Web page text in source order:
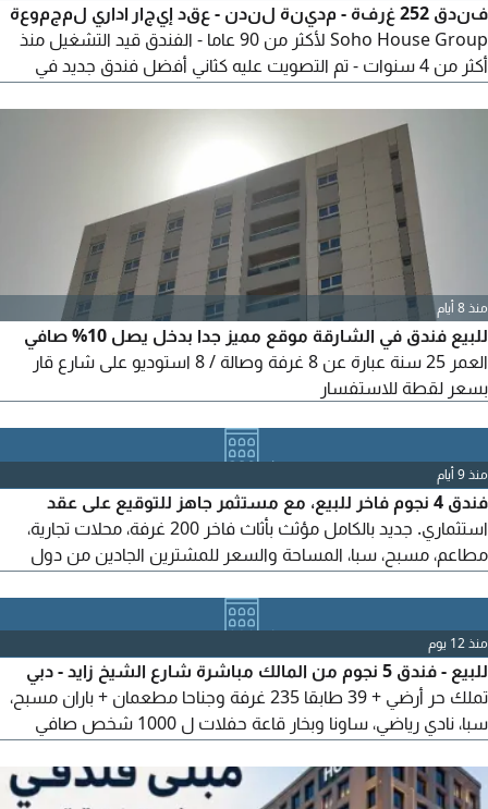
فندق 252 غرفة - مدينة لندن - عقد إيجار اداري لمجموعة
Soho House Group لأكثر من 90 عاما - الفندق قيد التشغيل منذ
أكثر من 4 سنوات - تم التصويت عليه كثاني أفضل فندق جديد في
منذ 8 أيام
للبيع فندق في الشارقة موقع مميز جدا بدخل يصل 10% صافي
العمر 25 سنة عبارة عن 8 غرفة وصالة / 8 استوديو على شارع قار
بسعر لقطة للاستفسار
منذ 9 أيام
فندق 4 نجوم فاخر للبيع، مع مستثمر جاهز للتوقيع على عقد
استثماري. جديد بالكامل مؤثث بأثاث فاخر 200 غرفة، محلات تجارية،
مطاعم، مسبح، سبا، المساحة والسعر للمشترين الجادين من دول
الخليج فقط. للتفاصيل والاستفسار
منذ 12 يوم
للبيع - فندق 5 نجوم من المالك مباشرة شارع الشيخ زايد - دبي
تملك حر أرضي + 39 طابقا 235 غرفة وجناحا مطعمان + باران مسبح،
سبا، نادي رياضي، ساونا وبخار قاعة حفلات ل 1000 شخص صافي